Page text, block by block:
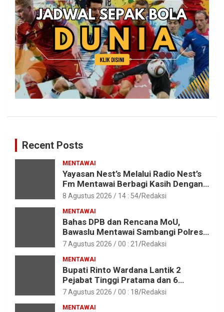
Recent Posts
MENTAWAI
Yayasan Nest’s Melalui Radio Nest’s
Fm Mentawai Berbagi Kasih Dengan
Anak – Anak Asrama SMAN 2 Sipora
8 Agustus 2026 / 14 : 54 Redaksi
MENTAWAI
Bahas DPB dan Rencana MoU,
Bawaslu Mentawai Sambangi Polres
Mentawai
7 Agustus 2026 / 00 : 21 Redaksi
MENTAWAI
Bupati Rinto Wardana Lantik 2
Pejabat Tinggi Pratama dan 6
Pejabat Fungsional di Lingkungan
7 Agustus 2026 / 00 : 18 Redaksi
MENTAWAI